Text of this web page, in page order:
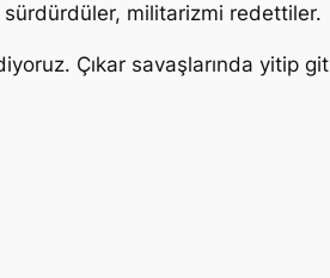
sürdürdüler, militarizmi redettiler.
Çıkar savaşlarında yitip